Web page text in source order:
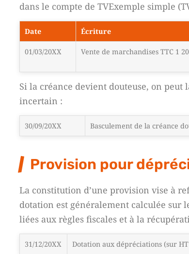
dans le compte de TVExemple simple
Date Écriture
01/03/20XX Vente de marchandises TTC 1
Si la créance devient douteuse, on
incertain :
30/09/20XX Basculement de la créance
Provision pour
La constitution d’une provision vise à
dotation est généralement calculée sur
liées aux règles fiscales et à la
31/12/20XX Dotation aux dépréciations (sur HT